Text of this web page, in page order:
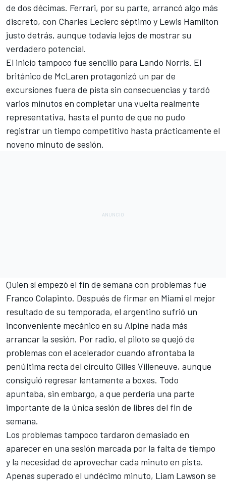
de dos décimas. Ferrari, por su parte, arrancó algo más
discreto, con Charles Leclerc séptimo y Lewis Hamilton
justo detrás, aunque todavía lejos de mostrar su
verdadero potencial.
El inicio tampoco fue sencillo para Lando Norris. El
británico de McLaren protagonizó un par de
excursiones fuera de pista sin consecuencias y tardó
varios minutos en completar una vuelta realmente
representativa, hasta el punto de que no pudo
registrar un tiempo competitivo hasta prácticamente el
noveno minuto de sesión.
Quien sí empezó el fin de semana con problemas fue
Franco Colapinto. Después de firmar en Miami el mejor
resultado de su temporada, el argentino sufrió un
inconveniente mecánico en su Alpine nada más
arrancar la sesión. Por radio, el piloto se quejó de
problemas con el acelerador cuando afrontaba la
penúltima recta del circuito Gilles Villeneuve, aunque
consiguió regresar lentamente a boxes. Todo
apuntaba, sin embargo, a que perdería una parte
importante de la única sesión de libres del fin de
semana.
Los problemas tampoco tardaron demasiado en
aparecer en una sesión marcada por la falta de tiempo
y la necesidad de aprovechar cada minuto en pista.
Apenas superado el undécimo minuto, Liam Lawson se